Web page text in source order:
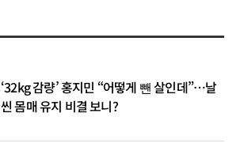
‘32kg 감량’ 홍지민 “어떻게 뺀 살인데”…날
씬 몸매 유지 비결 보니?